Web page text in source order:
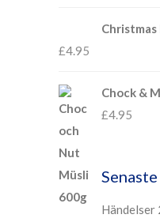
£4.95
Chock &
£4.95
Händelser